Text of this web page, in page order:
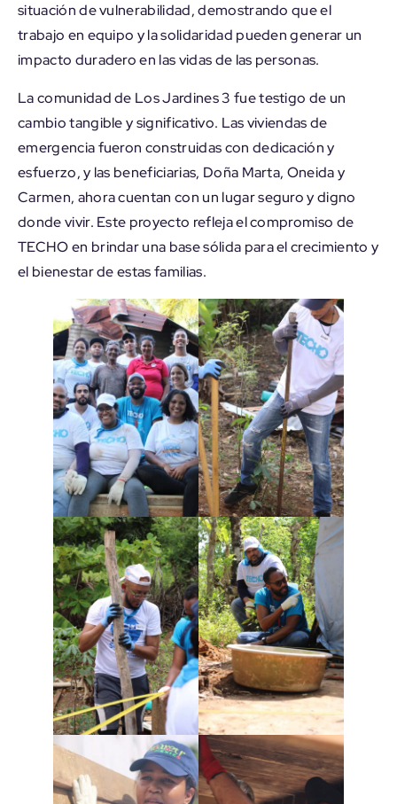
situación de vulnerabilidad, demostrando que el
trabajo en equipo y la solidaridad pueden generar un
impacto duradero en las vidas de las personas.
La comunidad de Los Jardines 3 fue testigo de un
cambio tangible y significativo. Las viviendas de
emergencia fueron construidas con dedicación y
esfuerzo, y las beneficiarias, Doña Marta, Oneida y
Carmen, ahora cuentan con un lugar seguro y digno
donde vivir. Este proyecto refleja el compromiso de
TECHO en brindar una base sólida para el crecimiento y
el bienestar de estas familias.